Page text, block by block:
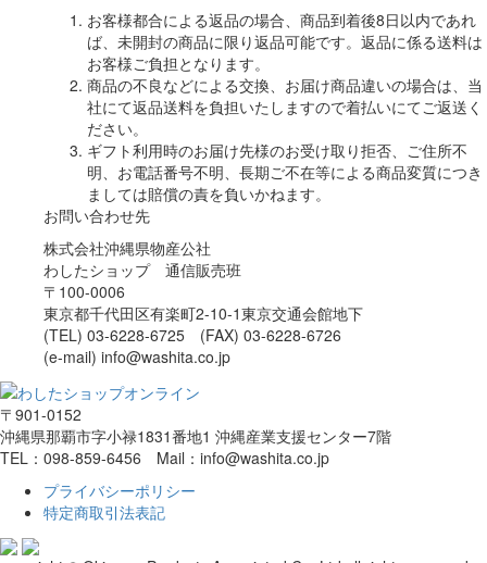
お客様都合による返品の場合、商品到着後8日以内であれ
ば、未開封の商品に限り返品可能です。返品に係る送料は
お客様ご負担となります。
商品の不良などによる交換、お届け商品違いの場合は、当
社にて返品送料を負担いたしますので着払いにてご返送く
ださい。
ギフト利用時のお届け先様のお受け取り拒否、ご住所不
明、お電話番号不明、長期ご不在等による商品変質につき
ましては賠償の責を負いかねます。
お問い合わせ先
株式会社沖縄県物産公社
わしたショップ 通信販売班
〒100-0006
東京都千代田区有楽町2-10-1東京交通会館地下
(TEL) 03-6228-6725 (FAX) 03-6228-6726
(e-mail) info@washita.co.jp
〒901-0152
沖縄県那覇市字小禄1831番地1 沖縄産業支援センター7階
TEL：098-859-6456 Mail：info@washita.co.jp
プライバシーポリシー
特定商取引法表記